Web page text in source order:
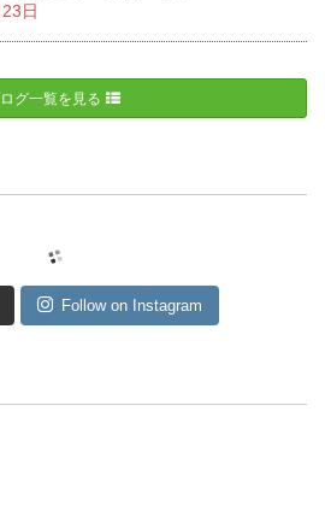
日
グ一覧を見る
Follow on Instagram